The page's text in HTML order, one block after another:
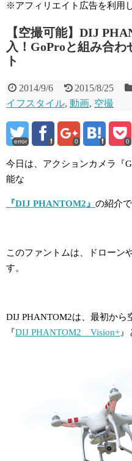
※アフィリエイト広告を利用
【空撮可能】DIJ
入！GoProと組み合
ト
2014/9/6 2015/8/25
イフスタイル, 動画, 空撮
error 0 0
今日は、アクションカメラ『
能な
『DIJ PHANTOM2』 の紹介で
このファントムは、ドローン
す。
DIJ PHANTOM2は、最初から
『DIJ PHANTOM2 Vision+ 』